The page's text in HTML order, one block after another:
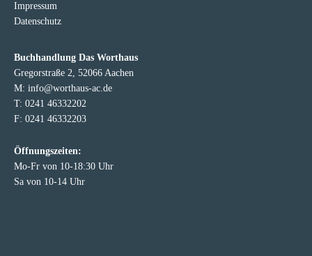
Impressum
Datenschutz
Buchhandlung Das Worthaus
Gregorstraße 2, 52066 Aachen
M: info@worthaus-ac.de
T: 0241 46332202
F: 0241 46332203
Öffnungszeiten:
Mo-Fr von 10-18:30 Uhr
Sa von 10-14 Uhr